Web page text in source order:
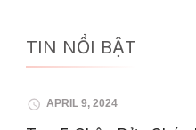
TIN NỔI BẬT
APRIL 9, 2024